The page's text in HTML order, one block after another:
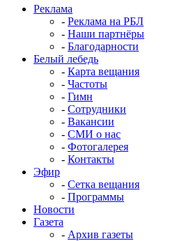
Реклама
- Реклама на РБЛ
- Наши партнёры
- Благодарности
Белый лебедь
- Карта вещания
- Частоты
- Гимн
- Сотрудники
- Вакансии
- СМИ о нас
- Фотогалерея
- Контакты
Эфир
- Сетка вещания
- Программы
Новости
Газета
- Архив газеты